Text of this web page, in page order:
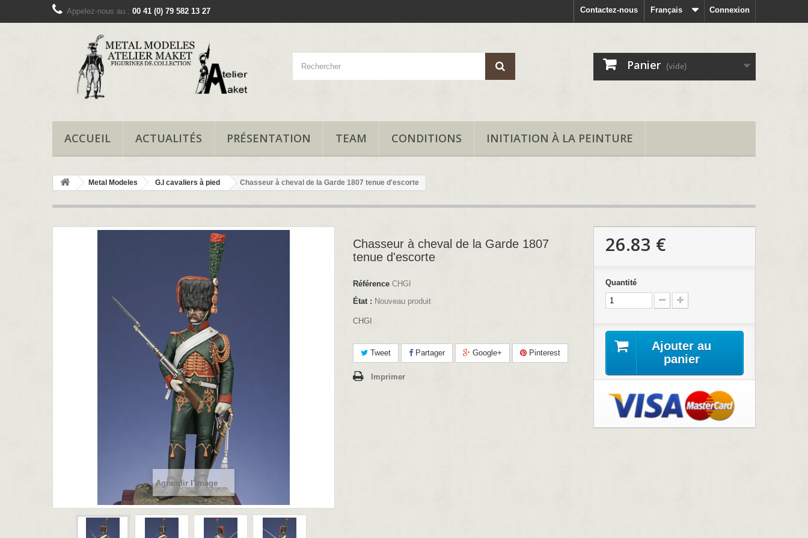
Connexion
Français
Contactez-nous
Appelez-nous au : 00 41 (0) 79 582 13 27
Panier (vide)
ACCUEIL ACTUALITÉS PRÉSENTATION TEAM CONDITIONS INITIATION À LA PEINTURE
Metal Modeles G.I cavaliers à pied Chasseur à cheval de la Garde 1807 tenue d'escorte
Agrandir l'image
Chasseur à cheval de la Garde 1807
tenue d'escorte
Référence CHGI
État : Nouveau produit
CHGI
Tweet Partager Google+ Pinterest
Imprimer
26.83 €
Quantité
Ajouter au
panier